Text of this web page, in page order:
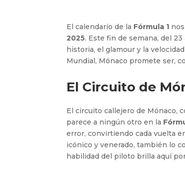
El calendario de la Fórmula 1
2025. Este fin de semana, del
historia, el glamour y la
Mundial, Mónaco promete ser,
El Circuito de
El circuito callejero de Mónaco,
parece a ningún otro en la
error, convirtiendo cada vuelta
icónico y venerado, también lo
habilidad del piloto brilla aquí